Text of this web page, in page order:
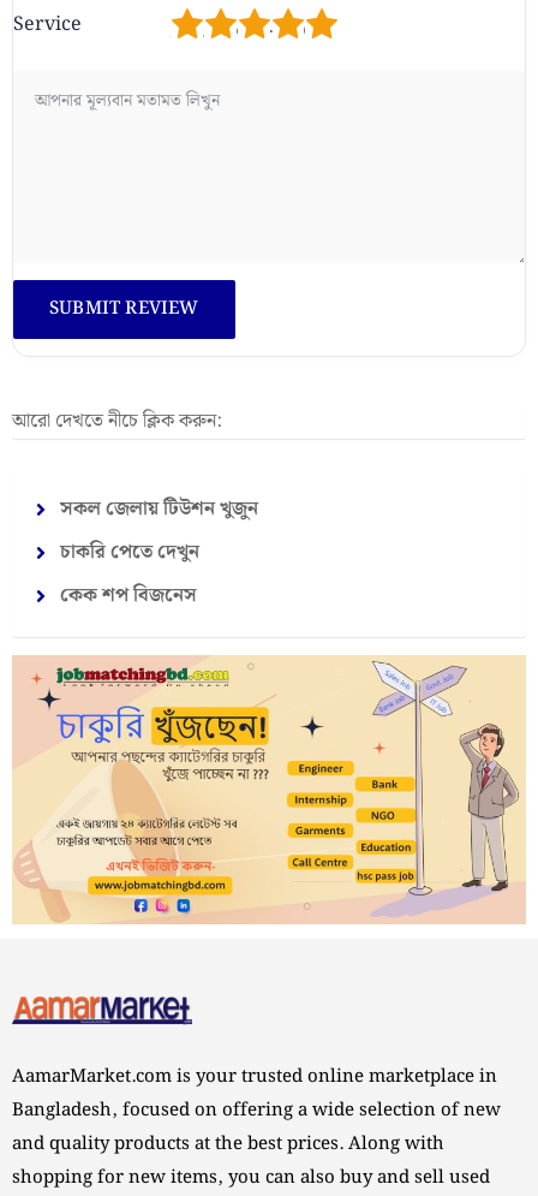
Service 5
4
3
2
আরো দেখতে নীচে ক্লিক করুন:
সকল জেলায় টিউশন খুজুন
চাকরি পেতে দেখুন
কেক শপ বিজনেস
AamarMarket.com is your trusted online marketplace in
Bangladesh, focused on offering a wide selection of new
and quality products at the best prices. Along with
shopping for new items, you can also buy and sell used